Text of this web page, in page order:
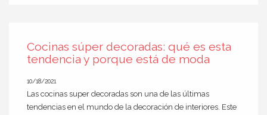
Cocinas súper decoradas: qué es esta
tendencia y porque está de moda
10/18/2021
Las cocinas super decoradas son una de las últimas
tendencias en el mundo de la decoración de interiores. Este